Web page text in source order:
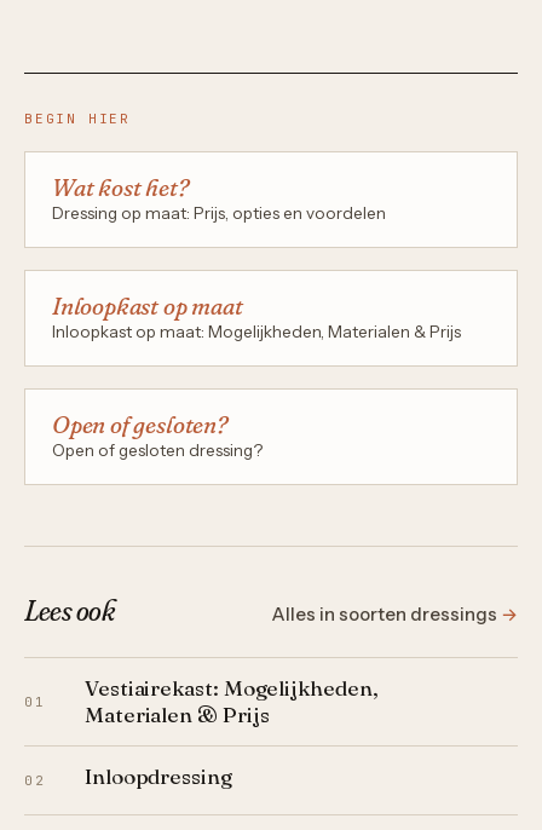
BEGIN HIER
Wat kost het?
Dressing op maat: Prijs, opties en voordelen
Inloopkast op maat
Inloopkast op maat: Mogelijkheden, Materialen & Prijs
Open of gesloten?
Open of gesloten dressing?
Lees ook Alles in soorten dressings →
01
Vestiairekast: Mogelijkheden,
Materialen & Prijs
02 Inloopdressing